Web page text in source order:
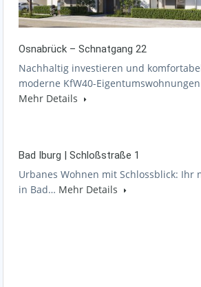
Osnabrück – Schnatgang 22
Nachhaltig investieren und
moderne KfW40-
Mehr Details
Bad Iburg | Schloßstraße 1
Urbanes Wohnen mit Schlossblick: Ihr
in Bad… Mehr Details